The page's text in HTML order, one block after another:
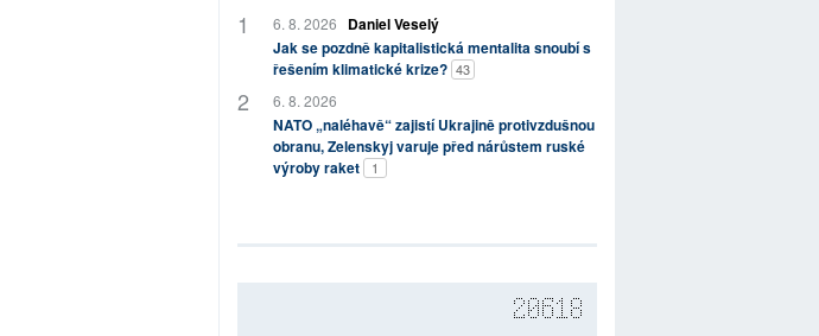
6. 8. 2026
Daniel Veselý
Jak se pozdně kapitalistická mentalita snoubí s
řešením klimatické krize? 43
6. 8. 2026
NATO „naléhavě“ zajistí Ukrajině protivzdušnou
obranu, Zelenskyj varuje před nárůstem ruské
výroby raket
1
20618